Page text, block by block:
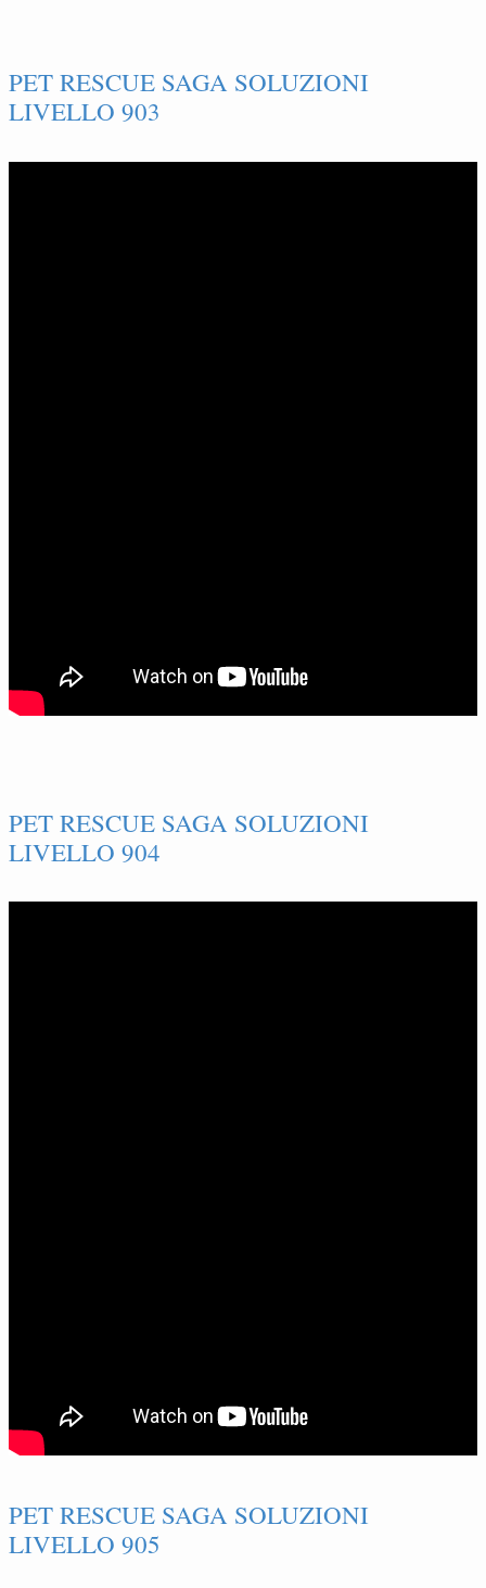
PET RESCUE SAGA SOLUZIONI
LIVELLO 903
PET RESCUE SAGA SOLUZIONI
LIVELLO 904
PET RESCUE SAGA SOLUZIONI
LIVELLO 905